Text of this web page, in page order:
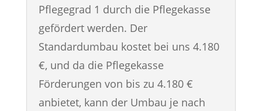
Pflegegrad 1 durch die Pflegekasse
gefördert werden. Der
Standardumbau kostet bei uns 4.180
€, und da die Pflegekasse
Förderungen von bis zu 4.180 €
anbietet, kann der Umbau je nach